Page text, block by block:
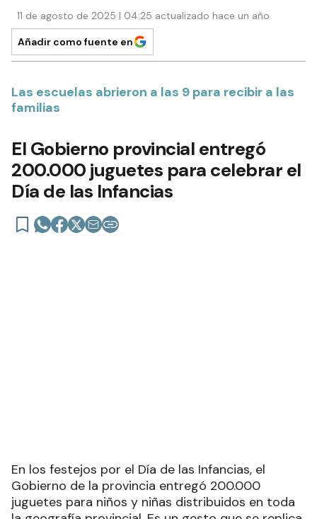
11 de agosto de 2025 | 04:25 actualizado hace un año
Añadir como fuente en
Las escuelas abrieron a las 9 para recibir a las
familias
El Gobierno provincial entregó
200.000 juguetes para celebrar el
Día de las Infancias